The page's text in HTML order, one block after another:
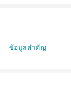
ข้อมูลสำคัญ